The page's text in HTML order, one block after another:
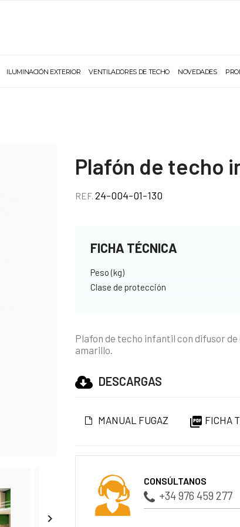
ILUMINACIÓN EXTERIOR VENTILADORES DE TECHO NOVEDADES

Plafón de techo
REF.24-004-01-130
FICHA TÉCNICA
Peso (kg)
Clase de protección
Plafon de techo infantil con difusor
amarillo.
DESCARGAS
MANUAL FUGAZ  FICHA
CONSÚLTANOS
+34 976 459 277